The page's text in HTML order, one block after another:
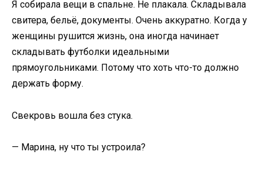
Я собирала вещи в спальне. Не плакала. Складывала
свитера, бельё, документы. Очень аккуратно. Когда у
женщины рушится жизнь, она иногда начинает
складывать футболки идеальными
прямоугольниками. Потому что хоть что-то должно
держать форму.
Свекровь вошла без стука.
— Марина, ну что ты устроила?